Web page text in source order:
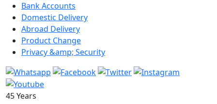
Bank Accounts
Domestic Delivery
Abroad Delivery
Product Change
Privacy &amp; Security
45 Years